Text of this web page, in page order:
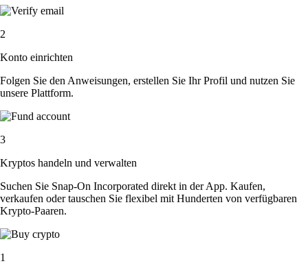
2
Konto einrichten
Folgen Sie den Anweisungen, erstellen Sie Ihr Profil und nutzen Sie
unsere Plattform.
3
Kryptos handeln und verwalten
Suchen Sie Snap-On Incorporated direkt in der App. Kaufen,
verkaufen oder tauschen Sie flexibel mit Hunderten von verfügbaren
Krypto-Paaren.
1